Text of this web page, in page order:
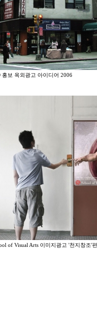
보 옥외광고 아이디어 2006
of Visual Arts 이미지광고 '천지창조'편